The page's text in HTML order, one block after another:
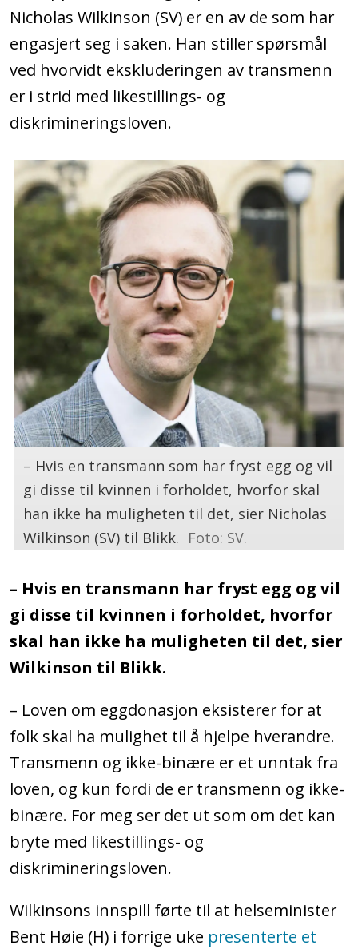
Nicholas Wilkinson (SV) er en av de som har
engasjert seg i saken. Han stiller spørsmål
ved hvorvidt ekskluderingen av transmenn
er i strid med likestillings- og
diskrimineringsloven.
– Hvis en transmann som har fryst egg og vil
gi disse til kvinnen i forholdet, hvorfor skal
han ikke ha muligheten til det, sier Nicholas
Wilkinson (SV) til Blikk. Foto: SV.
– Hvis en transmann har fryst egg og vil
gi disse til kvinnen i forholdet, hvorfor
skal han ikke ha muligheten til det, sier
Wilkinson til Blikk.
– Loven om eggdonasjon eksisterer for at
folk skal ha mulighet til å hjelpe hverandre.
Transmenn og ikke-binære er et unntak fra
loven, og kun fordi de er transmenn og ikke-
binære. For meg ser det ut som om det kan
bryte med likestillings- og
diskrimineringsloven.
Wilkinsons innspill førte til at helseminister
Bent Høie (H) i forrige uke presenterte et